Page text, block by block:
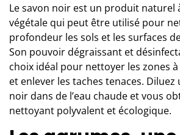
Le savon noir est un produit naturel
végétale qui peut être utilisé pour
profondeur les sols et les surfaces
Son pouvoir dégraissant et
choix idéal pour nettoyer les zones
et enlever les taches tenaces. Diluez
noir dans de l’eau chaude et vous
nettoyant polyvalent et écologique.